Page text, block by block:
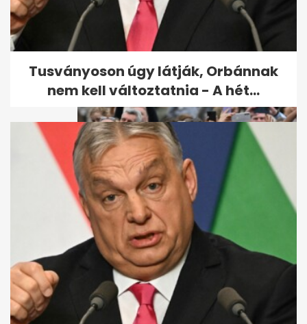
A Vatikánt "elszomorították"
az olimpiai megnyitó egyes
jelenetei
Ferenc pápa húsvéti üzenete:
soha nem lehet fegyverekkel...
Tusványoson úgy látják, Orbánnak
nem kell változtatnia - A hét...